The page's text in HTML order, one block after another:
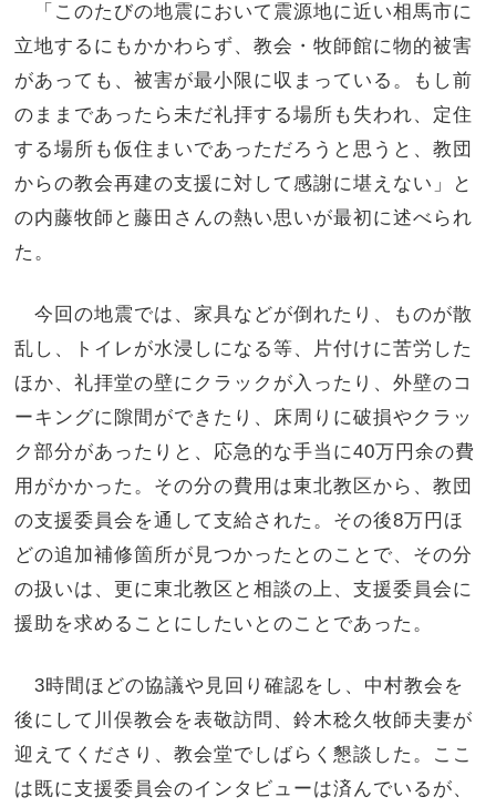
「このたびの地震において震源地に近い相馬市に
立地するにもかかわらず、教会・牧師館に物的被害
があっても、被害が最小限に収まっている。もし前
のままであったら未だ礼拝する場所も失われ、定住
する場所も仮住まいであっただろうと思うと、教団
からの教会再建の支援に対して感謝に堪えない」と
の内藤牧師と藤田さんの熱い思いが最初に述べられ
た。
今回の地震では、家具などが倒れたり、ものが散
乱し、トイレが水浸しになる等、片付けに苦労した
ほか、礼拝堂の壁にクラックが入ったり、外壁のコ
ーキングに隙間ができたり、床周りに破損やクラッ
ク部分があったりと、応急的な手当に40万円余の費
用がかかった。その分の費用は東北教区から、教団
の支援委員会を通して支給された。その後8万円ほ
どの追加補修箇所が見つかったとのことで、その分
の扱いは、更に東北教区と相談の上、支援委員会に
援助を求めることにしたいとのことであった。
3時間ほどの協議や見回り確認をし、中村教会を
後にして川俣教会を表敬訪問、鈴木稔久牧師夫妻が
迎えてくださり、教会堂でしばらく懇談した。ここ
は既に支援委員会のインタビューは済んでいるが、